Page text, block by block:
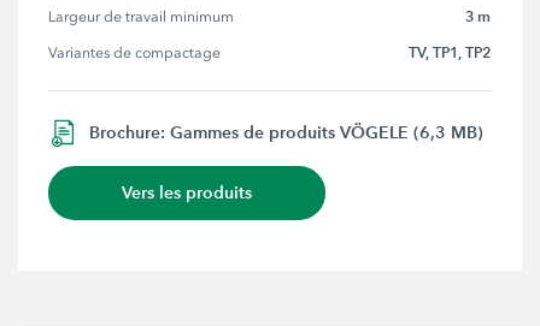
Largeur de travail minimum 3 m
Variantes de compactage TV, TP1, TP2
Brochure: Gammes de produits VÖGELE (6,3 MB)
Vers les produits